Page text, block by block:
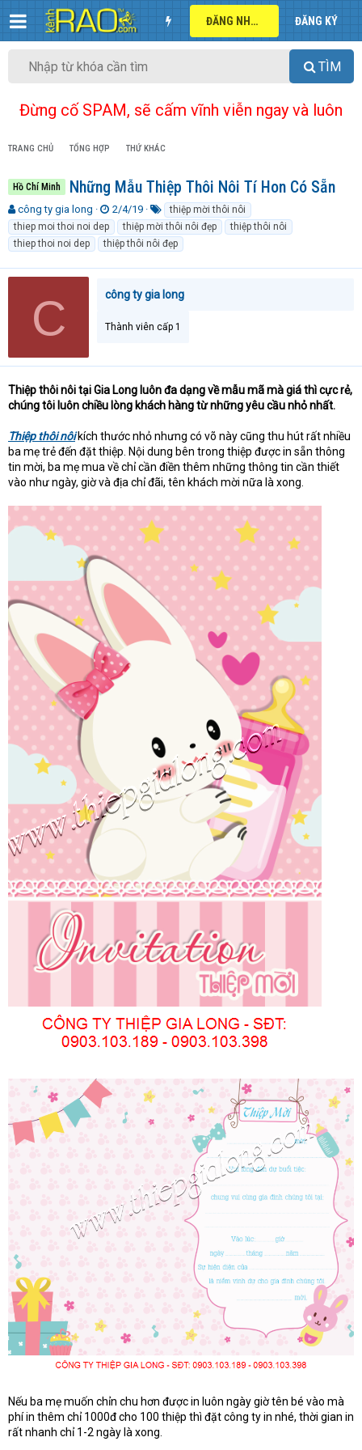
ĐĂNG NHẬP ĐĂNG KÝ
TÌM
Đừng cố SPAM, sẽ cấm vĩnh viễn ngay và luôn
TRANG CHỦ TỔNG HỢP THỨ KHÁC
Hồ Chí Minh Những Mẫu Thiệp Thôi Nôi Tí Hon Có Sẵn
T
h
r
e
a
e
r
công ty gia long
N
g
à
y
g
i
2/4/19
ừ
k
h
ó
thiệp mời thôi nôi
thiep moi thoi noi dep
thiệp mời thôi nôi đẹp
thiệp thôi nôi
thiep thoi noi dep
thiệp thôi nôi đẹp
C công ty gia long
Thành viên cấp 1
Thiệp thôi nôi tại Gia Long luôn đa dạng về mẫu mã mà giá thì cực rẻ,
chúng tôi luôn chiều lòng khách hàng từ những yêu cầu nhỏ nhất.
Thiệp thôi nôikích thước nhỏ nhưng có võ này cũng thu hút rất nhiều
ba mẹ trẻ đến đặt thiệp. Nội dung bên trong thiệp được in sẵn thông
tin mời, ba mẹ mua về chỉ cần điền thêm những thông tin cần thiết
vào như ngày, giờ và địa chỉ đãi, tên khách mời nữa là xong.
Nếu ba mẹ muốn chỉn chu hơn được in luôn ngày giờ tên bé vào mà
phí in thêm chỉ 1000đ cho 100 thiệp thì đặt công ty in nhé, thời gian in
rất nhanh chỉ 1-2 ngày là xong.